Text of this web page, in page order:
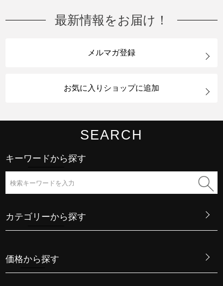
最新情報をお届け！
メルマガ登録
お気に入りショップに追加
SEARCH
キーワードから探す
カテゴリーから探す
価格から探す